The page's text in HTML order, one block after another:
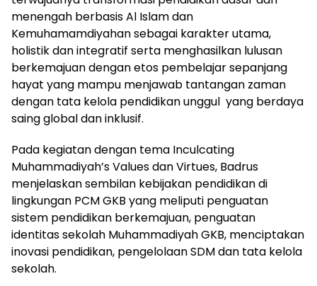
menengah berbasis Al Islam dan
Kemuhamamdiyahan sebagai karakter utama,
holistik dan integratif serta menghasilkan lulusan
berkemajuan dengan etos pembelajar sepanjang
hayat yang mampu menjawab tantangan zaman
dengan tata kelola pendidikan unggul yang berdaya
saing global dan inklusif.
Pada kegiatan dengan tema Inculcating
Muhammadiyah’s Values dan Virtues, Badrus
menjelaskan sembilan kebijakan pendidikan di
lingkungan PCM GKB yang meliputi penguatan
sistem pendidikan berkemajuan, penguatan
identitas sekolah Muhammadiyah GKB, menciptakan
inovasi pendidikan, pengelolaan SDM dan tata kelola
sekolah.